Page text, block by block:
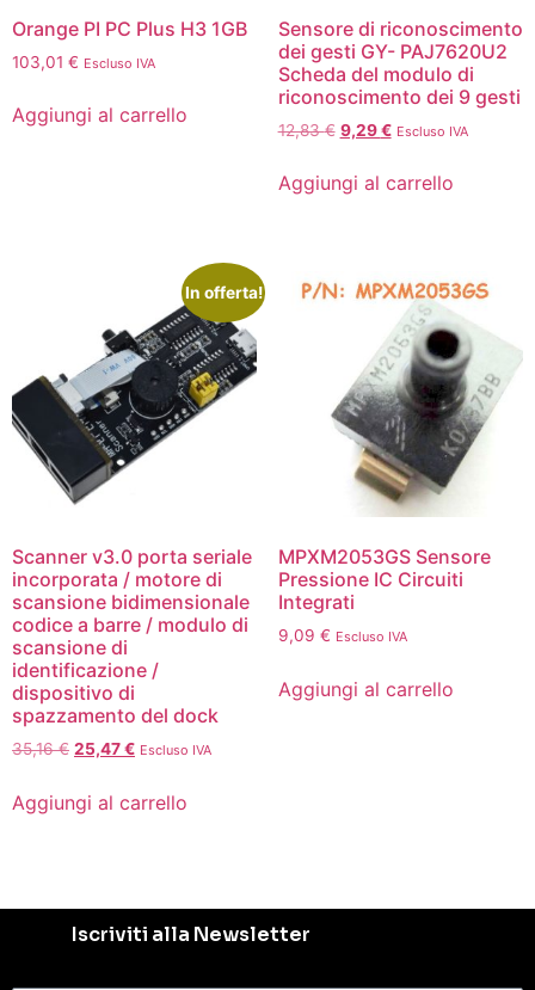
Orange PI PC Plus H3 1GB
103,01 € Escluso IVA
Aggiungi al carrello
Sensore di riconoscimento
dei gesti GY- PAJ7620U2
Scheda del modulo di
riconoscimento dei 9 gesti
12,83€ 9,29€ Escluso IVA
Aggiungi al carrello
In offerta!
Scanner v3.0 porta seriale
incorporata / motore di
scansione bidimensionale
codice a barre / modulo di
scansione di
identificazione /
dispositivo di
spazzamento del dock
35,16€ 25,47€ Escluso IVA
Aggiungi al carrello
MPXM2053GS Sensore
Pressione IC Circuiti
Integrati
9,09 € Escluso IVA
Aggiungi al carrello
Iscriviti alla Newsletter